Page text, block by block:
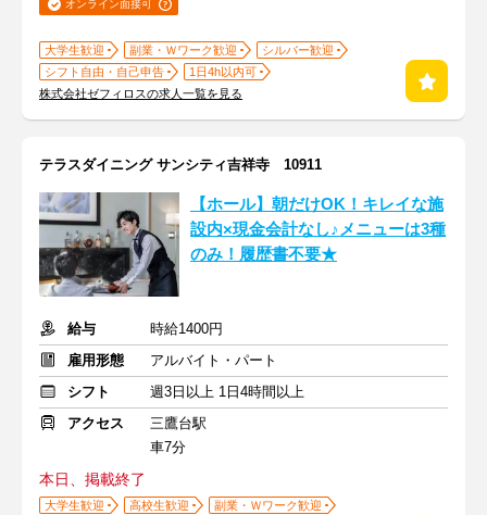
オンライン面接可
大学生歓迎 副業・Ｗワーク歓迎
シルバー歓迎
シフト自由・自己申告
1日4h以内可
株式会社ゼフィロスの求人一覧を見る
テラスダイニング サンシティ吉祥寺 10911
【ホール】朝だけOK！キレイな施
設内×現金会計なし♪メニューは3種
のみ！履歴書不要★
給与
時給1400円
雇用形態
アルバイト・パート
シフト
週3日以上 1日4時間以上
アクセス
三鷹台駅
車7分
本日、掲載終了
大学生歓迎 高校生歓迎
副業・Ｗワーク歓迎